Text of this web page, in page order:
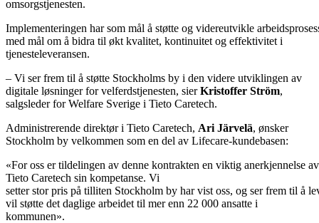
omsorgstjenesten.
Implementeringen har som mål å støtte og videreutvikle
med mål om å bidra til økt kvalitet, kontinuitet og effektivitet i
tjenesteleveransen.
– Vi ser frem til å støtte Stockholms by i den videre utviklingen av
digitale løsninger for velferdstjenesten, sierKristoffer Ström,
salgsleder for Welfare Sverige i Tieto Caretech.
Administrerende direktør i Tieto Caretech, Ari Järvelä, ønsker
Stockholm by velkommen som en del av Lifecare-kundebasen:
«For oss er tildelingen av denne kontrakten en viktig anerkjennelse av
Tieto Caretech sin kompetanse. Vi
setter stor pris på tilliten Stockholm by har vist oss, og ser frem til å
vil støtte det daglige arbeidet til mer enn 22 000 ansatte i
kommunen».